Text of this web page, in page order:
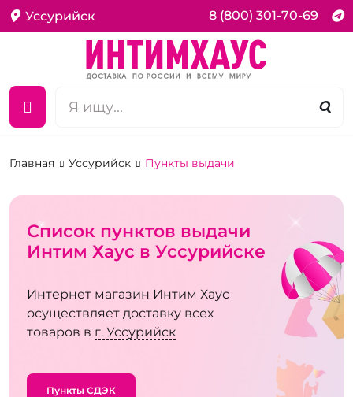
Уссурийск 8 (800) 301-70-69
Главная Уссурийск Пункты выдачи
Список пунктов выдачи
Интим Хаус в Уссурийске
Интернет магазин Интим Хаус
осуществляет доставку всех
товаров в г. Уссурийск
Пункты СДЭК